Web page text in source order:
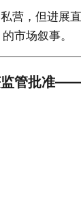
营，但进展
市场叙事。
监管批准